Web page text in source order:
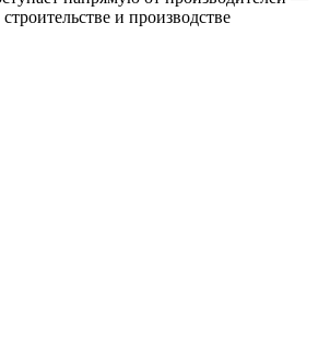
и производстве